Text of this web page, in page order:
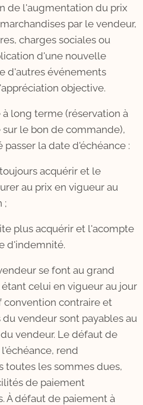
de l'augmentation du prix
par le vendeur,
charges sociales ou
d'une nouvelle
d'autres événements
objective.
à long terme (réservation à
le bon de commande),
la date d'échéance :
acquérir et le
au prix en vigueur au
;
plus acquérir et l'acompte
d'indemnité.
se font au grand
celui en vigueur au jour
convention contraire et
vendeur sont payables au
vendeur. Le défaut de
rend
les sommes dues,
de paiement
À défaut de paiement à